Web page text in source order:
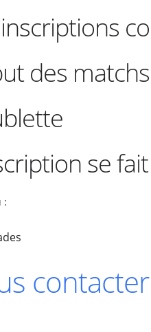
des
se
:
contacter